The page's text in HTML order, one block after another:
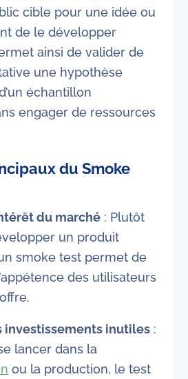
cible pour une idée ou
de le développer
ainsi de valider de
une hypothèse
échantillon
engager de ressources
du Smoke
du marché: Plutôt
un produit
smoke test permet de
des utilisateurs
investissements inutiles:
lancer dans la
ou la production, le test